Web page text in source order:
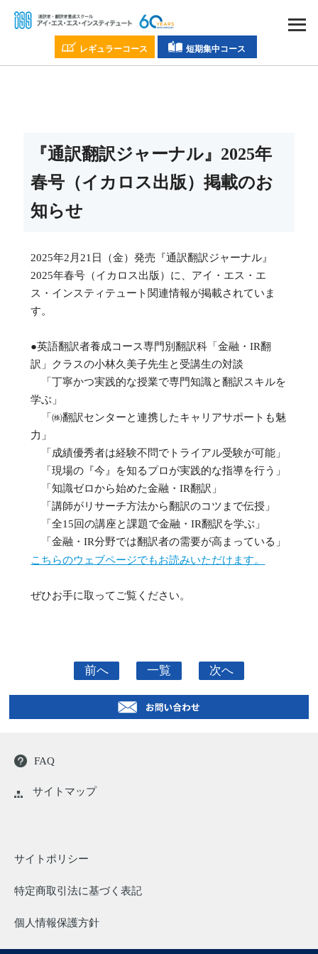
レギュラーコース 短期集中コース
『通訳翻訳ジャーナル』2025年
春号（イカロス出版）掲載のお
知らせ
2025年2月21日（金）発売『通訳翻訳ジャーナル』
2025年春号（イカロス出版）に、アイ・エス・エ
ス・インスティテュート関連情報が掲載されていま
す。
●英語翻訳者養成コース専門別翻訳科「金融・IR翻
訳」クラスの小林久美子先生と受講生の対談
「丁寧かつ実践的な授業で専門知識と翻訳スキルを
学ぶ」
「㈱翻訳センターと連携したキャリアサポートも魅
力」
「成績優秀者は経験不問でトライアル受験が可能」
「現場の『今』を知るプロが実践的な指導を行う」
「知識ゼロから始めた金融・IR翻訳」
「講師がリサーチ方法から翻訳のコツまで伝授」
「全15回の講座と課題で金融・IR翻訳を学ぶ」
「金融・IR分野では翻訳者の需要が高まっている」
こちらのウェブページでもお読みいただけます。
ぜひお手に取ってご覧ください。
前へ 一覧 次へ
FAQ
サイトマップ
サイトポリシー
特定商取引法に基づく表記
個人情報保護方針